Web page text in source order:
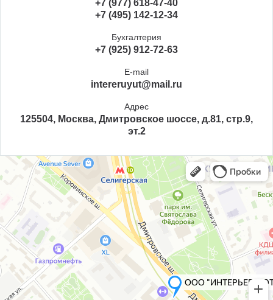
+7 (977) 618-47-40
+7 (495) 142-12-34
Бухгалтерия
+7 (925) 912-72-63
E-mail
intereruyut@mail.ru
Адрес
125504, Москва, Дмитровское шоссе, д.81, стр.9,
эт.2